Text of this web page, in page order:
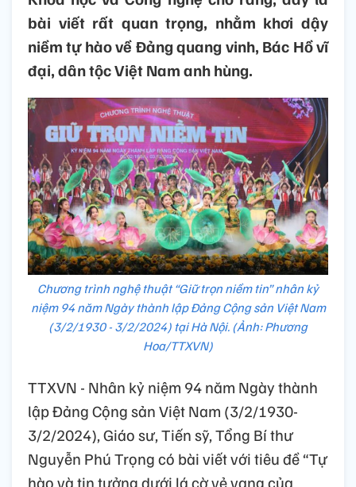
bài viết rất quan trọng, nhằm khơi dậy
niềm tự hào về Đảng quang vinh, Bác Hồ vĩ
đại, dân tộc Việt Nam anh hùng.
Chương trình nghệ thuật “Giữ trọn niềm tin” nhân kỷ
niệm 94 năm Ngày thành lập Đảng Cộng sản Việt Nam
(3/2/1930 - 3/2/2024) tại Hà Nội. (Ảnh: Phương
Hoa/TTXVN)
TTXVN - Nhân kỷ niệm 94 năm Ngày thành
lập Đảng Cộng sản Việt Nam (3/2/1930-
3/2/2024), Giáo sư, Tiến sỹ, Tổng Bí thư
Nguyễn Phú Trọng có bài viết với tiêu đề “Tự
hào và tin tưởng dưới lá cờ vẻ vang của